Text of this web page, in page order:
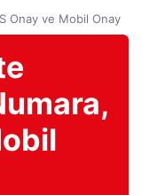
Onay ve Mobil Onay